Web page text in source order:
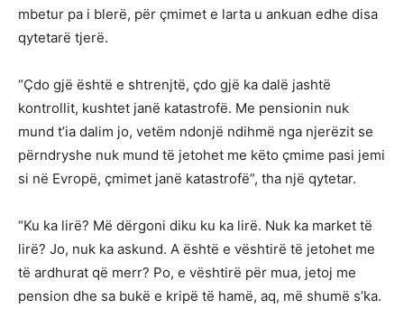
mbetur pa i blerë, për çmimet e larta u ankuan edhe disa
qytetarë tjerë.
“Çdo gjë është e shtrenjtë, çdo gjë ka dalë jashtë
kontrollit, kushtet janë katastrofë. Me pensionin nuk
mund t’ia dalim jo, vetëm ndonjë ndihmë nga njerëzit se
përndryshe nuk mund të jetohet me këto çmime pasi jemi
si në Evropë, çmimet janë katastrofë”, tha një qytetar.
“Ku ka lirë? Më dërgoni diku ku ka lirë. Nuk ka market të
lirë? Jo, nuk ka askund. A është e vështirë të jetohet me
të ardhurat që merr? Po, e vështirë për mua, jetoj me
pension dhe sa bukë e kripë të hamë, aq, më shumë s’ka.